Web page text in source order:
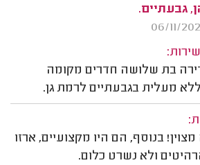
גבעתיים.
בת שלושה חדרים מקומה
מעלית בגבעתיים לרמת גן.
בנוסף, הם היו מקצועיים, ארזו
ולא נשרט כלום.